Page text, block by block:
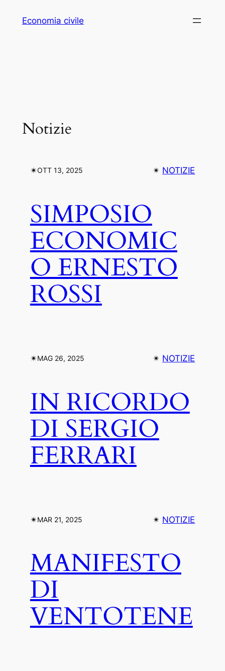
Economia civile
Notizie
✴︎OTT 13, 2025 ✴︎ NOTIZIE
SIMPOSIO
ECONOMIC
O ERNESTO
ROSSI
✴︎MAG 26, 2025 ✴︎ NOTIZIE
IN RICORDO
DI SERGIO
FERRARI
✴︎MAR 21, 2025 ✴︎ NOTIZIE
MANIFESTO
DI
VENTOTENE